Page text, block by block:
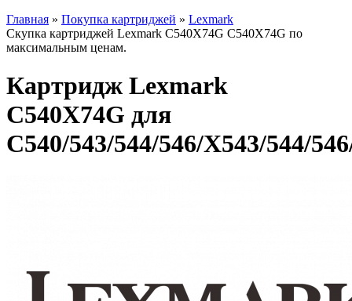
Главная » Покупка картриджей » Lexmark
Скупка картриджей Lexmark C540X74G C540X74G по
максимальным ценам.
Картридж Lexmark
C540X74G для
C540/543/544/546/X543/544/